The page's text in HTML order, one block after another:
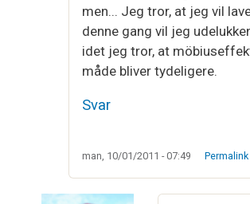
men... Jeg tror, at jeg vil
denne gang vil jeg
idet jeg tror, at
måde bliver tydeligere.
Svar
man, 10/01/2011 - 07:49 Permalink